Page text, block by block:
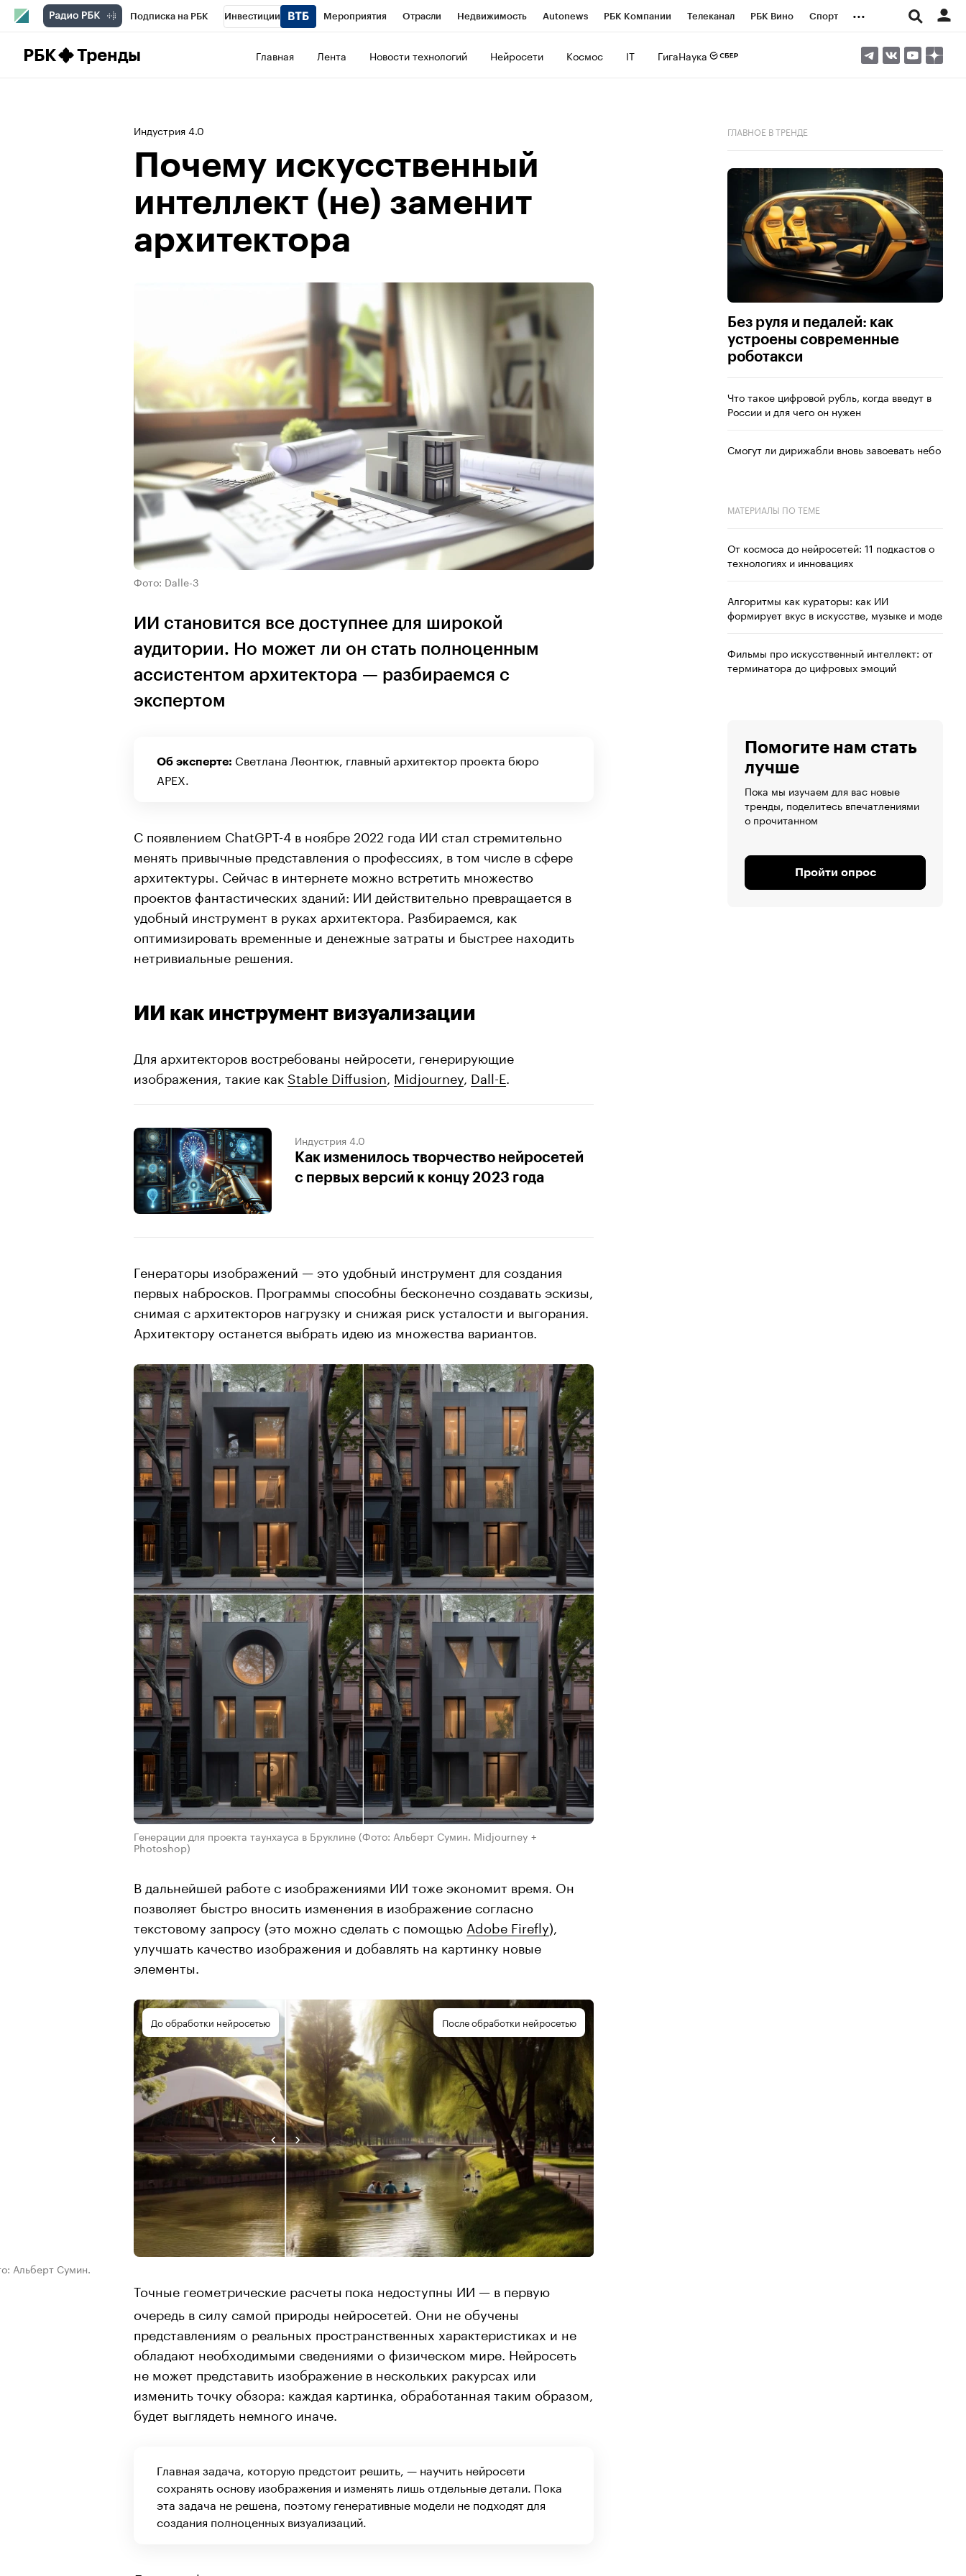
Подписка на РБК Инвестиции Мероприятия Отрасли Недвижимость Autonews РБК Компании Телеканал РБК Вино Спорт ...
РБК Тренды Главная Лента Новости технологий Нейросети Космос IT ГигаНаука
Индустрия 4.0
Почему искусственный
интеллект (не) заменит
архитектора
Фото: Dalle-3
ИИ становится все доступнее для широкой
аудитории. Но может ли он стать полноценным
ассистентом архитектора — разбираемся с
экспертом
Об эксперте: Светлана Леонтюк, главный архитектор проекта бюро
APEX.
С появлением ChatGPT-4 в ноябре 2022 года ИИ стал стремительно
менять привычные представления о профессиях, в том числе в сфере
архитектуры. Сейчас в интернете можно встретить множество
проектов фантастических зданий: ИИ действительно превращается в
удобный инструмент в руках архитектора. Разбираемся, как
оптимизировать временные и денежные затраты и быстрее находить
нетривиальные решения.
ИИ как инструмент визуализации
Для архитекторов востребованы нейросети, генерирующие
изображения, такие как Stable Diffusion Midjourney Dall-E
Индустрия 4.0
Как изменилось творчество нейросетей
с первых версий к концу 2023 года
Генераторы изображений — это удобный инструмент для создания
первых набросков. Программы способны бесконечно создавать эскизы,
снимая с архитекторов нагрузку и снижая риск усталости и выгорания.
Архитектору останется выбрать идею из множества вариантов.
Генерации для проекта таунхауса в Бруклине (Фото: Альберт Сумин. Midjourney +
Photoshop)
В дальнейшей работе с изображениями ИИ тоже экономит время. Он
позволяет быстро вносить изменения в изображение согласно
текстовому запросу (это можно сделать с помощью Adobe Firefly),
улучшать качество изображения и добавлять на картинку новые
элементы.
До обработки нейросетью После обработки нейросетью
Альберт Сумин.
Точные геометрические расчеты пока недоступны ИИ — в первую
очередь в силу самой природы нейросетей. Они не обучены
представлениям о реальных пространственных характеристиках и не
обладают необходимыми сведениями о физическом мире. Нейросеть
не может представить изображение в нескольких ракурсах или
изменить точку обзора: каждая картинка, обработанная таким образом,
будет выглядеть немного иначе.
Главная задача, которую предстоит решить, — научить нейросети
сохранять основу изображения и изменять лишь отдельные детали. Пока
эта задача не решена, поэтому генеративные модели не подходят для
создания полноценных визуализаций.
ГЛАВНОЕ В ТРЕНДЕ
Без руля и педалей: как
устроены современные
роботакси
Что такое цифровой рубль, когда введут в
России и для чего он нужен
Смогут ли дирижабли вновь завоевать небо
МАТЕРИАЛЫ ПО ТЕМЕ
От космоса до нейросетей: 11 подкастов о
технологиях и инновациях
Алгоритмы как кураторы: как ИИ
формирует вкус в искусстве, музыке и моде
Фильмы про искусственный интеллект: от
терминатора до цифровых эмоций
Помогите нам стать
лучше
Пока мы изучаем для вас новые
тренды, поделитесь впечатлениями
о прочитанном
Пройти опрос